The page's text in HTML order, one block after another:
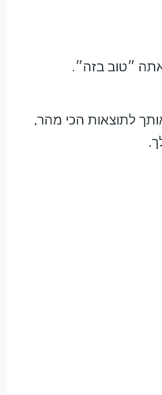
״טוב בזה״.
לתוצאות הכי מהר,